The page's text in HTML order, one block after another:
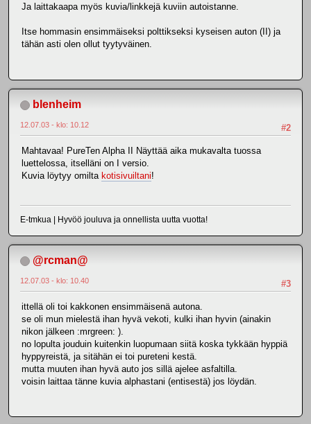
Ja laittakaapa myös kuvia/linkkejä kuviin autoistanne.
Itse hommasin ensimmäiseksi polttikseksi kyseisen auton (II) ja
tähän asti olen ollut tyytyväinen.
blenheim
#2
12.07.03 - klo: 10.12
Mahtavaa! PureTen Alpha II Näyttää aika mukavalta tuossa
luettelossa, itselläni on I versio.
Kuvia löytyy omilta kotisivuiltani!
E-tmkua | Hyvöö jouluva ja onnellista uutta vuotta!
@rcman@
#3
12.07.03 - klo: 10.40
ittellä oli toi kakkonen ensimmäisenä autona.
se oli mun mielestä ihan hyvä vekoti, kulki ihan hyvin (ainakin
nikon jälkeen :mrgreen: ).
no lopulta jouduin kuitenkin luopumaan siitä koska tykkään hyppiä
hyppyreistä, ja sitähän ei toi pureteni kestä.
mutta muuten ihan hyvä auto jos sillä ajelee asfaltilla.
voisin laittaa tänne kuvia alphastani (entisestä) jos löydän.